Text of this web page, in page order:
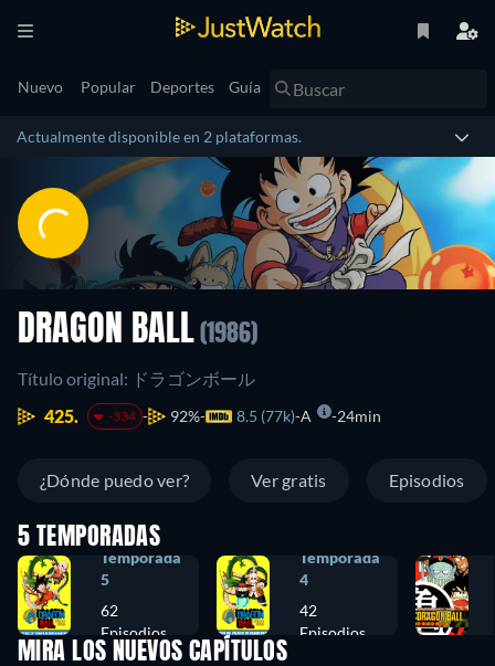
Nuevo Popular Deportes Guía
Actualmente disponible en 2 plataformas.
DRAGON BALL (1986)
Título original: ドラゴンボール
425.
-334 92% 8.5 (77k) A 24min
¿Dónde puedo ver? Ver gratis Episodios
5 TEMPORADAS
Temporada
5
62
Episodios
Temporada
4
42
Episodios
MIRA LOS NUEVOS CAPÍTULOS